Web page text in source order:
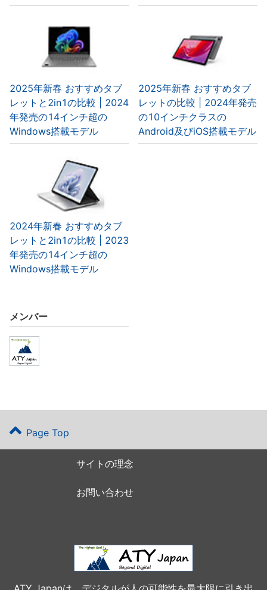
2025年新春 おすすめタブ
レットと2in1の比較 | 2024
年発売の14インチ超の
Windows搭載モデル
2025年新春 おすすめタブ
レットの比較 | 2024年発売
の10インチクラスの
Android及びiOS搭載モデル
2024年新春 おすすめタブ
レットと2in1の比較 | 2023
年発売の14インチ超の
Windows搭載モデル
メンバー
Page Top
サイトの理念
お問い合わせ